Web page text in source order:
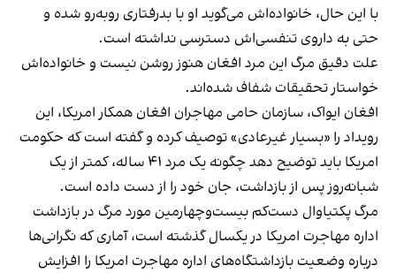
با این حال، خانواده‌اش می‌گوید او با بدرفتاری روبه‌رو شده و
حتی به داروی تنفسی‌اش دسترسی نداشته است.
علت دقیق مرگ این مرد افغان هنوز روشن نیست و خانواده‌اش
خواستار تحقیقات شفاف شده‌اند.
افغان ایواک، سازمان حامی مهاجران افغان همکار امریکا، این
رویداد را «بسیار غیرعادی» توصیف کرده و گفته است که حکومت
امریکا باید توضیح دهد چگونه یک مرد ۴۱ ساله، کمتر از یک
شبانه‌روز پس از بازداشت، جان خود را از دست داده است.
مرگ پکتیاوال دست‌کم بیست‌وچهارمین مورد مرگ در بازداشت
اداره مهاجرت امریکا در یکسال گذشته است، آماری که نگرانی‌ها
درباره وضعیت بازداشتگاه‌های اداره مهاجرت امریکا را افزایش